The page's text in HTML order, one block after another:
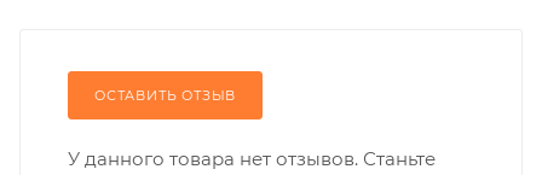
ОСТАВИТЬ ОТЗЫВ
У данного товара нет отзывов. Станьте